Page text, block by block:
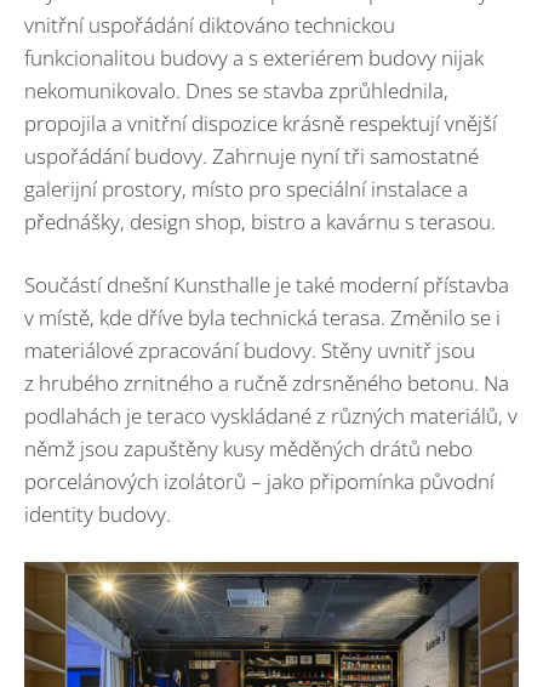
vnitřní uspořádání diktováno technickou
funkcionalitou budovy a s exteriérem budovy nijak
nekomunikovalo. Dnes se stavba zprůhlednila,
propojila a vnitřní dispozice krásně respektují vnější
uspořádání budovy. Zahrnuje nyní tři samostatné
galerijní prostory, místo pro speciální instalace a
přednášky, design shop, bistro a kavárnu s terasou.
Součástí dnešní Kunsthalle je také moderní přístavba
v místě, kde dříve byla technická terasa. Změnilo se i
materiálové zpracování budovy. Stěny uvnitř jsou
z hrubého zrnitného a ručně zdrsněného betonu. Na
podlahách je teraco vyskládané z různých materiálů, v
němž jsou zapuštěny kusy měděných drátů nebo
porcelánových izolátorů – jako připomínka původní
identity budovy.